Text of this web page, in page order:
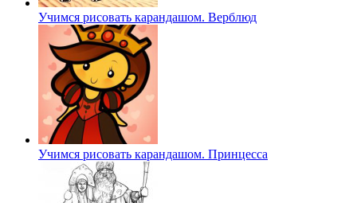
Учимся рисовать карандашом. Верблюд
Учимся рисовать карандашом. Принцесса